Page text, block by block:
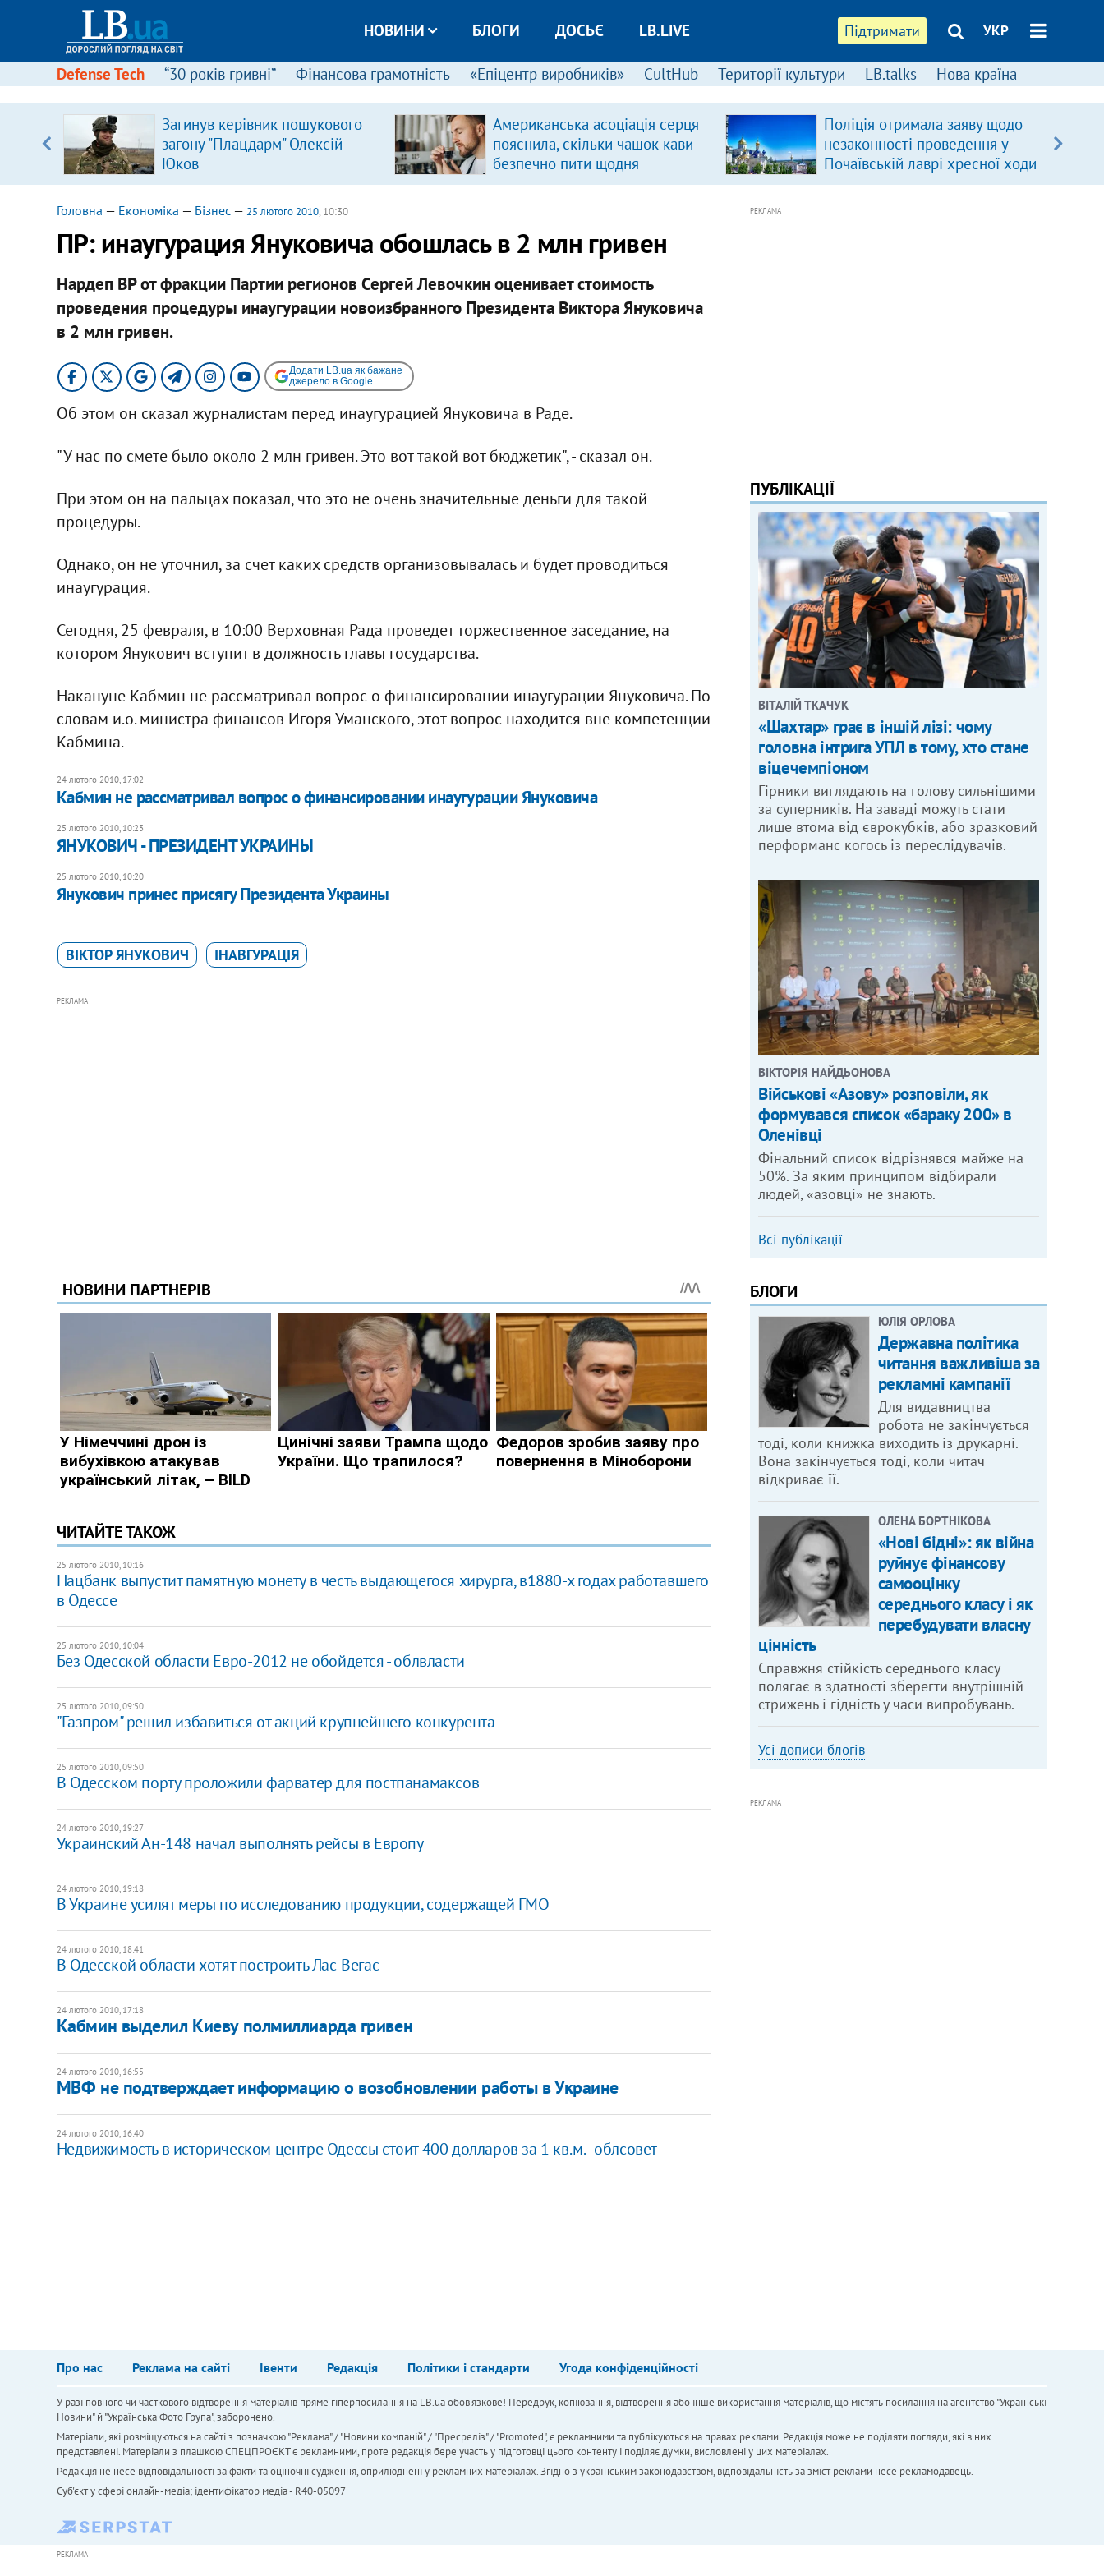
Підтримати УКР
НОВИНИ БЛОГИ ДОСЬЄ LB.LIVE
Defense Tech “30 років гривні” Фінансова грамотність «Епіцентр виробників» CultHub Території культури LB.talks Нова країна
Загинув керівник пошукового
загону "Плацдарм" Олексій
Юков
Американська асоціація серця
пояснила, скільки чашок кави
безпечно пити щодня
Поліція отримала заяву щодо
незаконності проведення у
Почаївській лаврі хресної ходи
Головна — Економіка — Бізнес— 25 лютого 2010, 10:30
ПР: инаугурация Януковича обошлась в 2 млн гривен
Нардеп ВР от фракции Партии регионов Сергей Левочкин оценивает стоимость
проведения процедуры инаугурации новоизбранного Президента Виктора Януковича
в 2 млн гривен.
Додати LB.ua як бажане
джерело в Google
Об этом он сказал журналистам перед инаугурацией Януковича в Раде.
"У нас по смете было около 2 млн гривен. Это вот такой вот бюджетик", - сказал он.
При этом он на пальцах показал, что это не очень значительные деньги для такой
процедуры.
Однако, он не уточнил, за счет каких средств организовывалась и будет проводиться
инаугурация.
Сегодня, 25 февраля, в 10:00 Верховная Рада проведет торжественное заседание, на
котором Янукович вступит в должность главы государства.
Накануне Кабмин не рассматривал вопрос о финансировании инаугурации Януковича. По
словам и.о. министра финансов Игоря Уманского, этот вопрос находится вне компетенции
Кабмина.
24 лютого 2010, 17:02
Кабмин не рассматривал вопрос о финансировании инаугурации Януковича
25 лютого 2010, 10:23
ЯНУКОВИЧ - ПРЕЗИДЕНТ УКРАИНЫ
25 лютого 2010, 10:20
Янукович принес присягу Президента Украины
ВІКТОР ЯНУКОВИЧ ІНАВГУРАЦІЯ
РЕКЛАМА
ЧИТАЙТЕ ТАКОЖ
25 лютого 2010, 10:16
Нацбанк выпустит памятную монету в честь выдающегося хирурга, в1880-х годах работавшего
в Одессе
25 лютого 2010, 10:04
Без Одесской области Евро-2012 не обойдется - облвласти
25 лютого 2010, 09:50
"Газпром" решил избавиться от акций крупнейшего конкурента
25 лютого 2010, 09:50
В Одесском порту проложили фарватер для постпанамаксов
24 лютого 2010, 19:27
Украинский Ан-148 начал выполнять рейсы в Европу
24 лютого 2010, 19:18
В Украине усилят меры по исследованию продукции, содержащей ГМО
24 лютого 2010, 18:41
В Одесской области хотят построить Лас-Вегас
24 лютого 2010, 17:18
Кабмин выделил Киеву полмиллиарда гривен
24 лютого 2010, 16:55
МВФ не подтверждает информацию о возобновлении работы в Украине
24 лютого 2010, 16:40
Недвижимость в историческом центре Одессы стоит 400 долларов за 1 кв.м. - облсовет
РЕКЛАМА
ПУБЛІКАЦІЇ
ВІТАЛІЙ ТКАЧУК
«Шахтар» грає в іншій лізі: чому
головна інтрига УПЛ в тому, хто стане
віцечемпіоном
Гірники виглядають на голову сильнішими
за суперників. На заваді можуть стати
лише втома від єврокубків, або зразковий
перформанс когось із переслідувачів.
ВІКТОРІЯ НАЙДЬОНОВА
Військові «Азову» розповіли, як
формувався список «бараку 200» в
Оленівці
Фінальний список відрізнявся майже на
50%. За яким принципом відбирали
людей, «азовці» не знають.
Всі публікації
БЛОГИ
ЮЛІЯ ОРЛОВА
Державна політика
читання важливіша за
рекламні кампанії
Для видавництва
робота не закінчується
тоді, коли книжка виходить із друкарні.
Вона закінчується тоді, коли читач
відкриває її.
ОЛЕНА БОРТНІКОВА
«Нові бідні»: як війна
руйнує фінансову
самооцінку
середнього класу і як
перебудувати власну
цінність
Справжня стійкість середнього класу
полягає в здатності зберегти внутрішній
стрижень і гідність у часи випробувань.
Усі дописи блогів
РЕКЛАМА
Про нас Реклама на сайті Івенти Редакція Політики і стандарти Угода конфіденційності
У разі повного чи часткового відтворення матеріалів пряме гіперпосилання на LB.ua обов'язкове! Передрук, копіювання, відтворення або інше використання матеріалів, що містять посилання на агентство "Українськi
Новини" й "Українська Фото Група", заборонено.
Матеріали, які розміщуються на сайті з позначкою "Реклама" / "Новини компаній" / "Пресреліз" / "Promoted", є рекламними та публікуються на правах реклами. Редакція може не поділяти погляди, які в них
представлені. Матеріали з плашкою СПЕЦПРОЄКТ є рекламними, проте редакція бере участь у підготовці цього контенту і поділяє думки, висловлені у цих матеріалах.
Редакція не несе відповідальності за факти та оціночні судження, оприлюднені у рекламних матеріалах. Згідно з українським законодавством, відповідальність за зміст реклами несе рекламодавець.
Cуб'єкт у сфері онлайн-медіа; ідентифікатор медіа - R40-05097
РЕКЛАМА